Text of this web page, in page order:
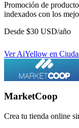
Promoción de
indexados con los
Desde $30 USD/año
VerAiYellow en
MarketCoop
Crea tu tienda online